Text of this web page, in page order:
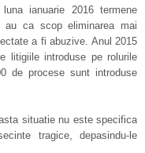
ianuarie 2016 termene
au ca scop eliminarea mai
a fi abuzive. Anul 2015
litigiile introduse pe rolurile
de procese sunt introduse
situatie nu este specifica
tragice, depasindu-le